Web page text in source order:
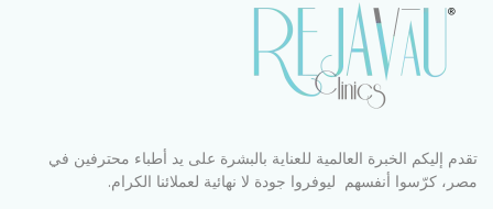
تقدم إليكم الخبرة العالمية للعناية بالبشرة على يد أطباء محترفين في
مصر، كرّسوا أنفسهم ليوفروا جودة لا نهائية لعملائنا الكرام.